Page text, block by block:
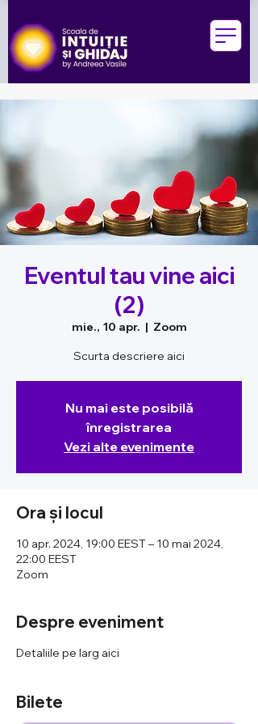
Eventul tau vine aici
(2)
mie., 10 apr.
  |
Zoom
Scurta descriere aici
Nu mai este posibilă
înregistrarea
Vezi alte evenimente
Ora și locul
10 apr. 2024, 19:00 EEST – 10 mai 2024,
22:00 EEST
Zoom
Despre eveniment
Detaliile pe larg aici
Bilete